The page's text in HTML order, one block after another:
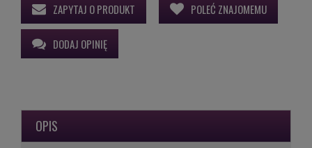
ZAPYTAJ O PRODUKT POLEĆ ZNAJOMEMU
DODAJ OPINIĘ
OPIS